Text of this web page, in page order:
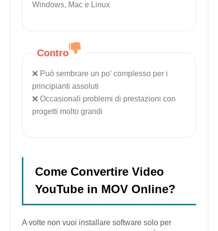
Windows, Mac e Linux
Contro
Può sembrare un po’ complesso per i
principianti assoluti
Occasionali problemi di prestazioni con
progetti molto grandi
Come Convertire Video
YouTube in MOV Online?
A volte non vuoi installare software solo per